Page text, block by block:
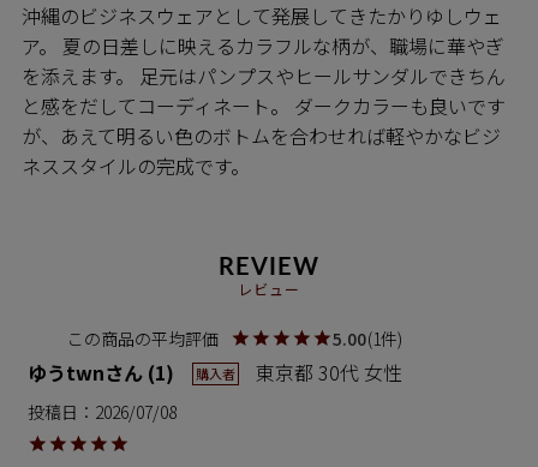
沖縄のビジネスウェアとして発展してきたかりゆしウェ
ア。 夏の日差しに映えるカラフルな柄が、職場に華やぎ
を添えます。 足元はパンプスやヒールサンダルできちん
と感をだしてコーディネート。 ダークカラーも良いです
が、あえて明るい色のボトムを合わせれば軽やかなビジ
ネススタイルの完成です。
REVIEW
レビュー
5.00 1
ゆうtwn 1 購入者 東京都 30代 女性
投稿日 2026/07/08